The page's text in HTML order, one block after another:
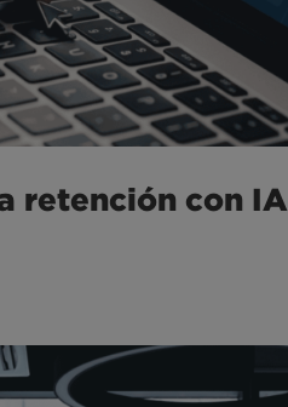
retención con IA